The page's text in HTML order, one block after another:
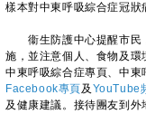
樣本對中東呼吸綜合症冠狀
衞生防護中心提醒市民
施，並注意個人、食物及環
中東呼吸綜合症專頁、中東
Facebook專頁及 YouTube
及健康建議。接待團友到